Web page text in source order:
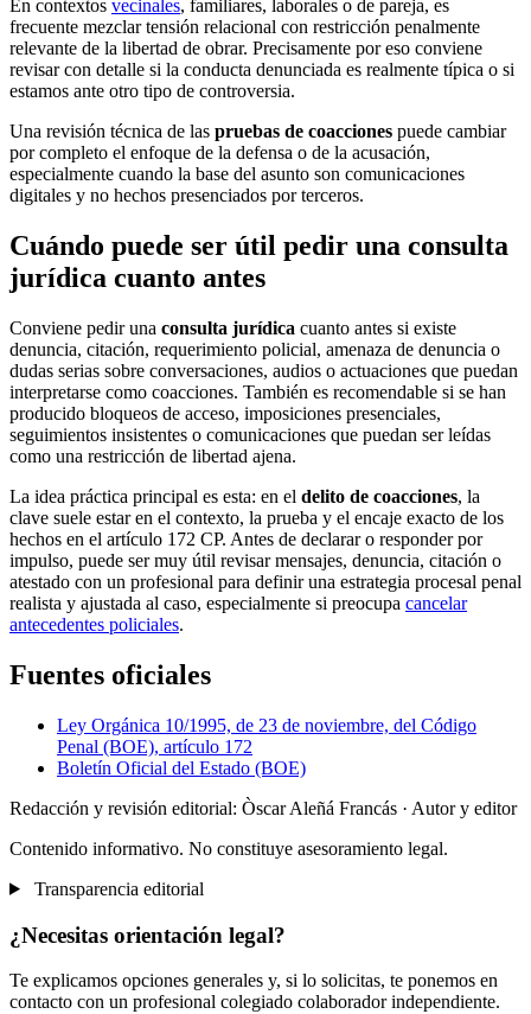
En contextos vecinales, familiares, laborales o de pareja, es
frecuente mezclar tensión relacional con restricción penalmente
relevante de la libertad de obrar. Precisamente por eso conviene
revisar con detalle si la conducta denunciada es realmente típica o si
estamos ante otro tipo de controversia.
Una revisión técnica de las pruebas de coacciones puede cambiar
por completo el enfoque de la defensa o de la acusación,
especialmente cuando la base del asunto son comunicaciones
digitales y no hechos presenciados por terceros.
Cuándo puede ser útil pedir una consulta
jurídica cuanto antes
Conviene pedir una consulta jurídica cuanto antes si existe
denuncia, citación, requerimiento policial, amenaza de denuncia o
dudas serias sobre conversaciones, audios o actuaciones que puedan
interpretarse como coacciones. También es recomendable si se han
producido bloqueos de acceso, imposiciones presenciales,
seguimientos insistentes o comunicaciones que puedan ser leídas
como una restricción de libertad ajena.
La idea práctica principal es esta: en el delito de coacciones, la
clave suele estar en el contexto, la prueba y el encaje exacto de los
hechos en el artículo 172 CP. Antes de declarar o responder por
impulso, puede ser muy útil revisar mensajes, denuncia, citación o
atestado con un profesional para definir una estrategia procesal penal
realista y ajustada al caso, especialmente si preocupa cancelar
antecedentes policiales.
Fuentes oficiales
Ley Orgánica 10/1995, de 23 de noviembre, del Código
Penal (BOE), artículo 172
Boletín Oficial del Estado (BOE)
Redacción y revisión editorial: Òscar Aleñá Francás · Autor y editor
Contenido informativo. No constituye asesoramiento legal.
Transparencia editorial
¿Necesitas orientación legal?
Te explicamos opciones generales y, si lo solicitas, te ponemos en
contacto con un profesional colegiado colaborador independiente.